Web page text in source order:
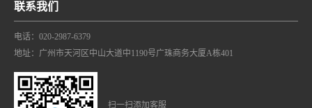
联系我们
电话：020-2987-6379
地址：广州市天河区中山大道中1190号广珠商务大厦A栋401
扫一扫添加客服